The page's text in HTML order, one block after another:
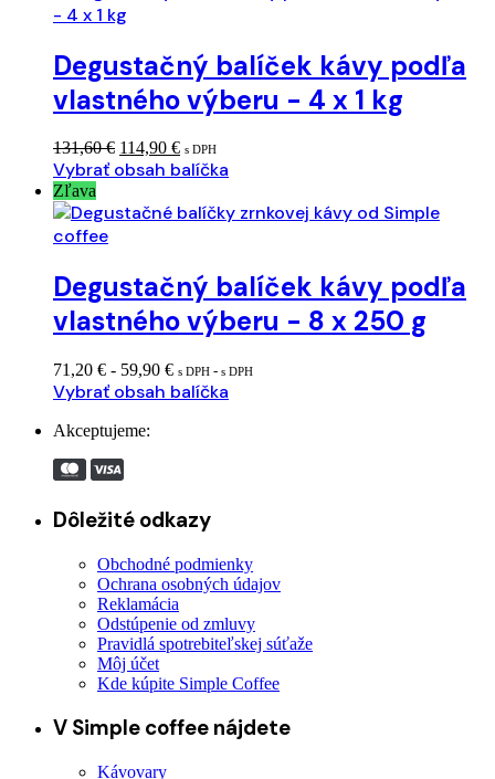
Degustačný balíček kávy podľa
vlastného výberu - 4 x 1 kg
131,60€ Pôvodná
cena
131,60 €.
114,90 €Aktuálna
cena
114,90 €.
s DPH
Vybrať obsah balíčka
Zľava
Degustačný balíček kávy podľa
vlastného výberu - 8 x 250 g
71,20 € - 59,90 € s DPH - s DPH
Vybrať obsah balíčka
Akceptujeme:
Dôležité odkazy
Obchodné podmienky
Ochrana osobných údajov
Reklamácia
Odstúpenie od zmluvy
Pravidlá spotrebiteľskej súťaže
Môj účet
Kde kúpite Simple Coffee
V Simple coffee nájdete
Kávovary